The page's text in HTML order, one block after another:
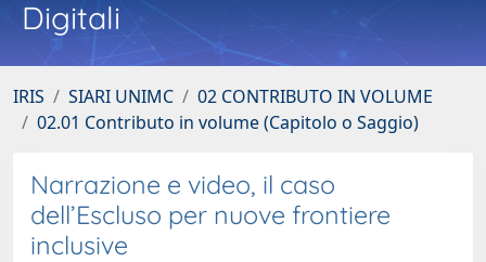
Digitali
IRIS SIARI UNIMC
02 CONTRIBUTO IN VOLUME
02.01 Contributo in volume (Capitolo o Saggio)
Narrazione e video, il caso
dell’Escluso per nuove frontiere
inclusive